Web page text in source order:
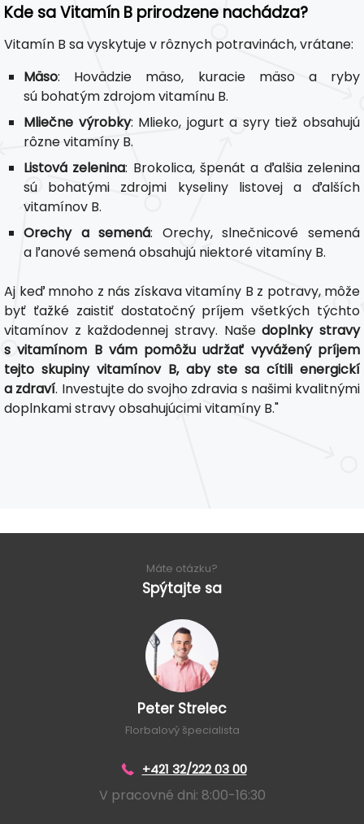
Kde sa Vitamín B prirodzene nachádza?
Vitamín B sa vyskytuje v rôznych potravinách, vrátane:
Mäso: Hovädzie mäso, kuracie mäso a ryby
sú bohatým zdrojom vitamínu B.
Mliečne výrobky: Mlieko, jogurt a syry tiež obsahujú
rôzne vitamíny B.
Listová zelenina: Brokolica, špenát a ďalšia zelenina
sú bohatými zdrojmi kyseliny listovej a ďalších
vitamínov B.
Orechy a semená: Orechy, slnečnicové semená
a ľanové semená obsahujú niektoré vitamíny B.
Aj keď mnoho z nás získava vitamíny B z potravy, môže
byť ťažké zaistiť dostatočný príjem všetkých týchto
vitamínov z každodennej stravy. Našedoplnky stravy
s vitamínom B vám pomôžu udržať vyvážený príjem
tejto skupiny vitamínov B, aby ste sa cítili energickí
a zdraví. Investujte do svojho zdravia s našimi kvalitnými
doplnkami stravy obsahujúcimi vitamíny B."
Máte otázku?
Spýtajte sa
Peter Strelec
Florbalový špecialista
+421 32/222 03 00
V pracovné dni: 8:00-16:30